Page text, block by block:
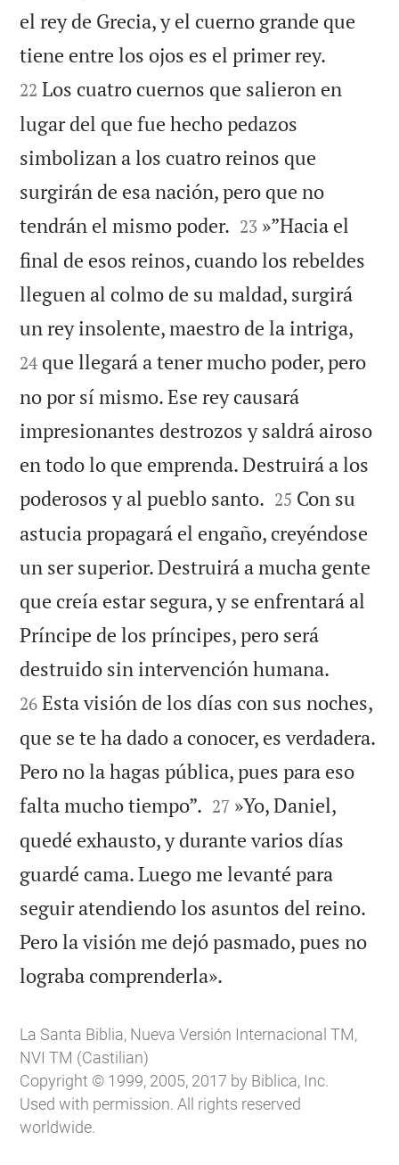
el rey de Grecia, y el cuerno grande que
tiene entre los ojos es el primer rey.
22 Los cuatro cuernos que salieron en
lugar del que fue hecho pedazos
simbolizan a los cuatro reinos que
surgirán de esa nación, pero que no
tendrán el mismo poder. 

23 »”Hacia el
final de esos reinos, cuando los rebeldes
lleguen al colmo de su maldad, surgirá
un rey insolente, maestro de la intriga,
24 que llegará a tener mucho poder, pero
no por sí mismo. Ese rey causará
impresionantes destrozos y saldrá airoso
en todo lo que emprenda. Destruirá a los
poderosos y al pueblo santo. 

25 Con su
astucia propagará el engaño, creyéndose
un ser superior. Destruirá a mucha gente
que creía estar segura, y se enfrentará al
Príncipe de los príncipes, pero será
destruido sin intervención humana.
26 Esta visión de los días con sus noches,
que se te ha dado a conocer, es verdadera.
Pero no la hagas pública, pues para eso
falta mucho tiempo”. 

27 »Yo, Daniel,
quedé exhausto, y durante varios días
guardé cama. Luego me levanté para
seguir atendiendo los asuntos del reino.
Pero la visión me dejó pasmado, pues no
lograba comprenderla».
La Santa Biblia, Nueva Versión Internacional TM,
NVI TM (Castilian)
Copyright © 1999, 2005, 2017 by Biblica, Inc.
Used with permission. All rights reserved
worldwide.